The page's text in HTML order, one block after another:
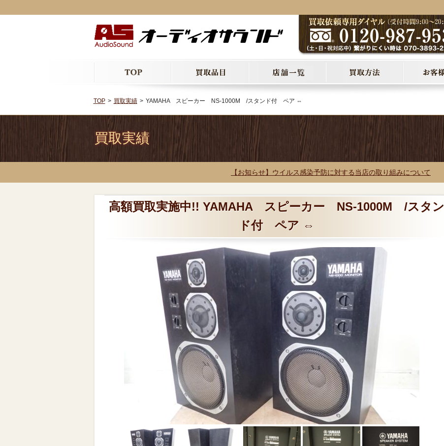
TOP 買取実績 YAMAHA スピーカー NS-1000M /スタンド付 ペア ⇔
買取実績
【お知らせ】ウイルス感染予防に対する当店の取り組みについて
高額買取実施中!! YAMAHA スピーカー NS-1000M /スタン
ド付 ペア ⇔